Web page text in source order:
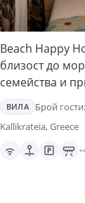
Beach Happy
близост до
семейства и
ВИЛА Брой
Kallikrateia, Greece